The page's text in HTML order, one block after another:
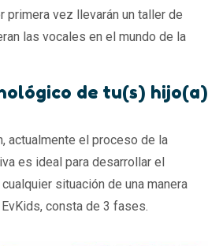
primera vez llevarán un taller de
las vocales en el mundo de la
de tu(s) hijo(a)
actualmente el proceso de la
es ideal para desarrollar el
situación de una manera
consta de 3 fases.